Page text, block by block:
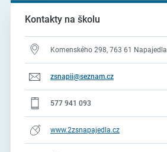
Kontakty na školu
Komenského 298, 763 61 Napajedla
zsnapii@seznam.cz
577 941 093
www.2zsnapajedla.cz